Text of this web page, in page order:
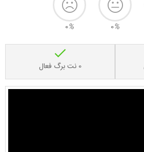
0%
0%
0 نت برگ فعال